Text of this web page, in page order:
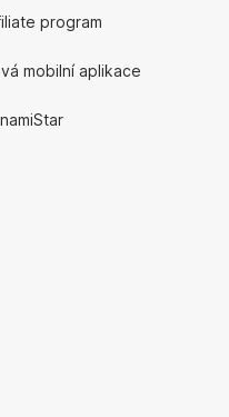
program
mobilní aplikace